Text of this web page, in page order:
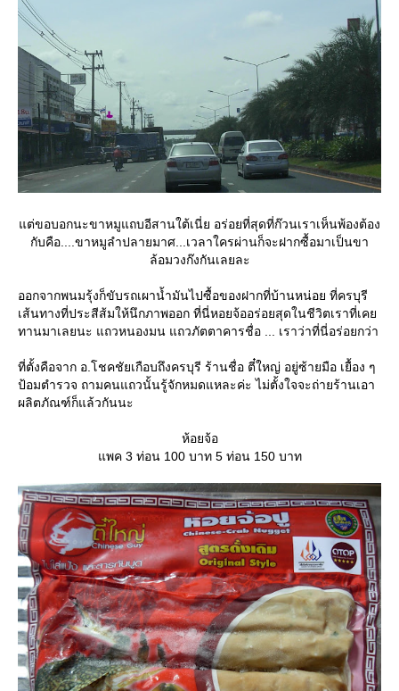
ต่ขอบอกนะขาหมูแถบอีสานใต้เนี่ย อร่อยที่สุดที่ก๊วนเราเห็นพ้องต้อง
กับคือ....ขาหมูลำปลายมาศ...เวลาใครผ่านก็จะฝากซื้อมาเป็นขา
ล้อมวงก๊งกันเลยละ
ออกจากพนมรุ้งก็ขับรถเผาน้ำมันไปซื้อของฝากที่บ้านหน่อย ที่ครบุรี
เส้นทางที่ประสีส้มให้นึกภาพออก ที่นี่หอยจ้ออร่อยสุดในชีวิตเราที่เค
ทานมาเลยนะ แถวหนองมน แถวภัตตาคารชื่อ ... เราว่าที่นี่อร่อยกว่า
ที่ตั้งคือจาก อ.โชคชัยเกือบถึงครบุรี ร้านชื่อ ตี๋ใหญ่ อยู่ซ้ายมือ เยื้อง ๆ
ป้อมตำรวจ ถามคนแถวนั้นรู้จักหมดแหละค่ะ ไม่ตั้งใจจะถ่ายร้านเอา
ผลิตภัณฑ์ก็แล้วกันนะ
ห้อยจ้อ
พค 3 ท่อน 100 บาท 5 ท่อน 150 บาท